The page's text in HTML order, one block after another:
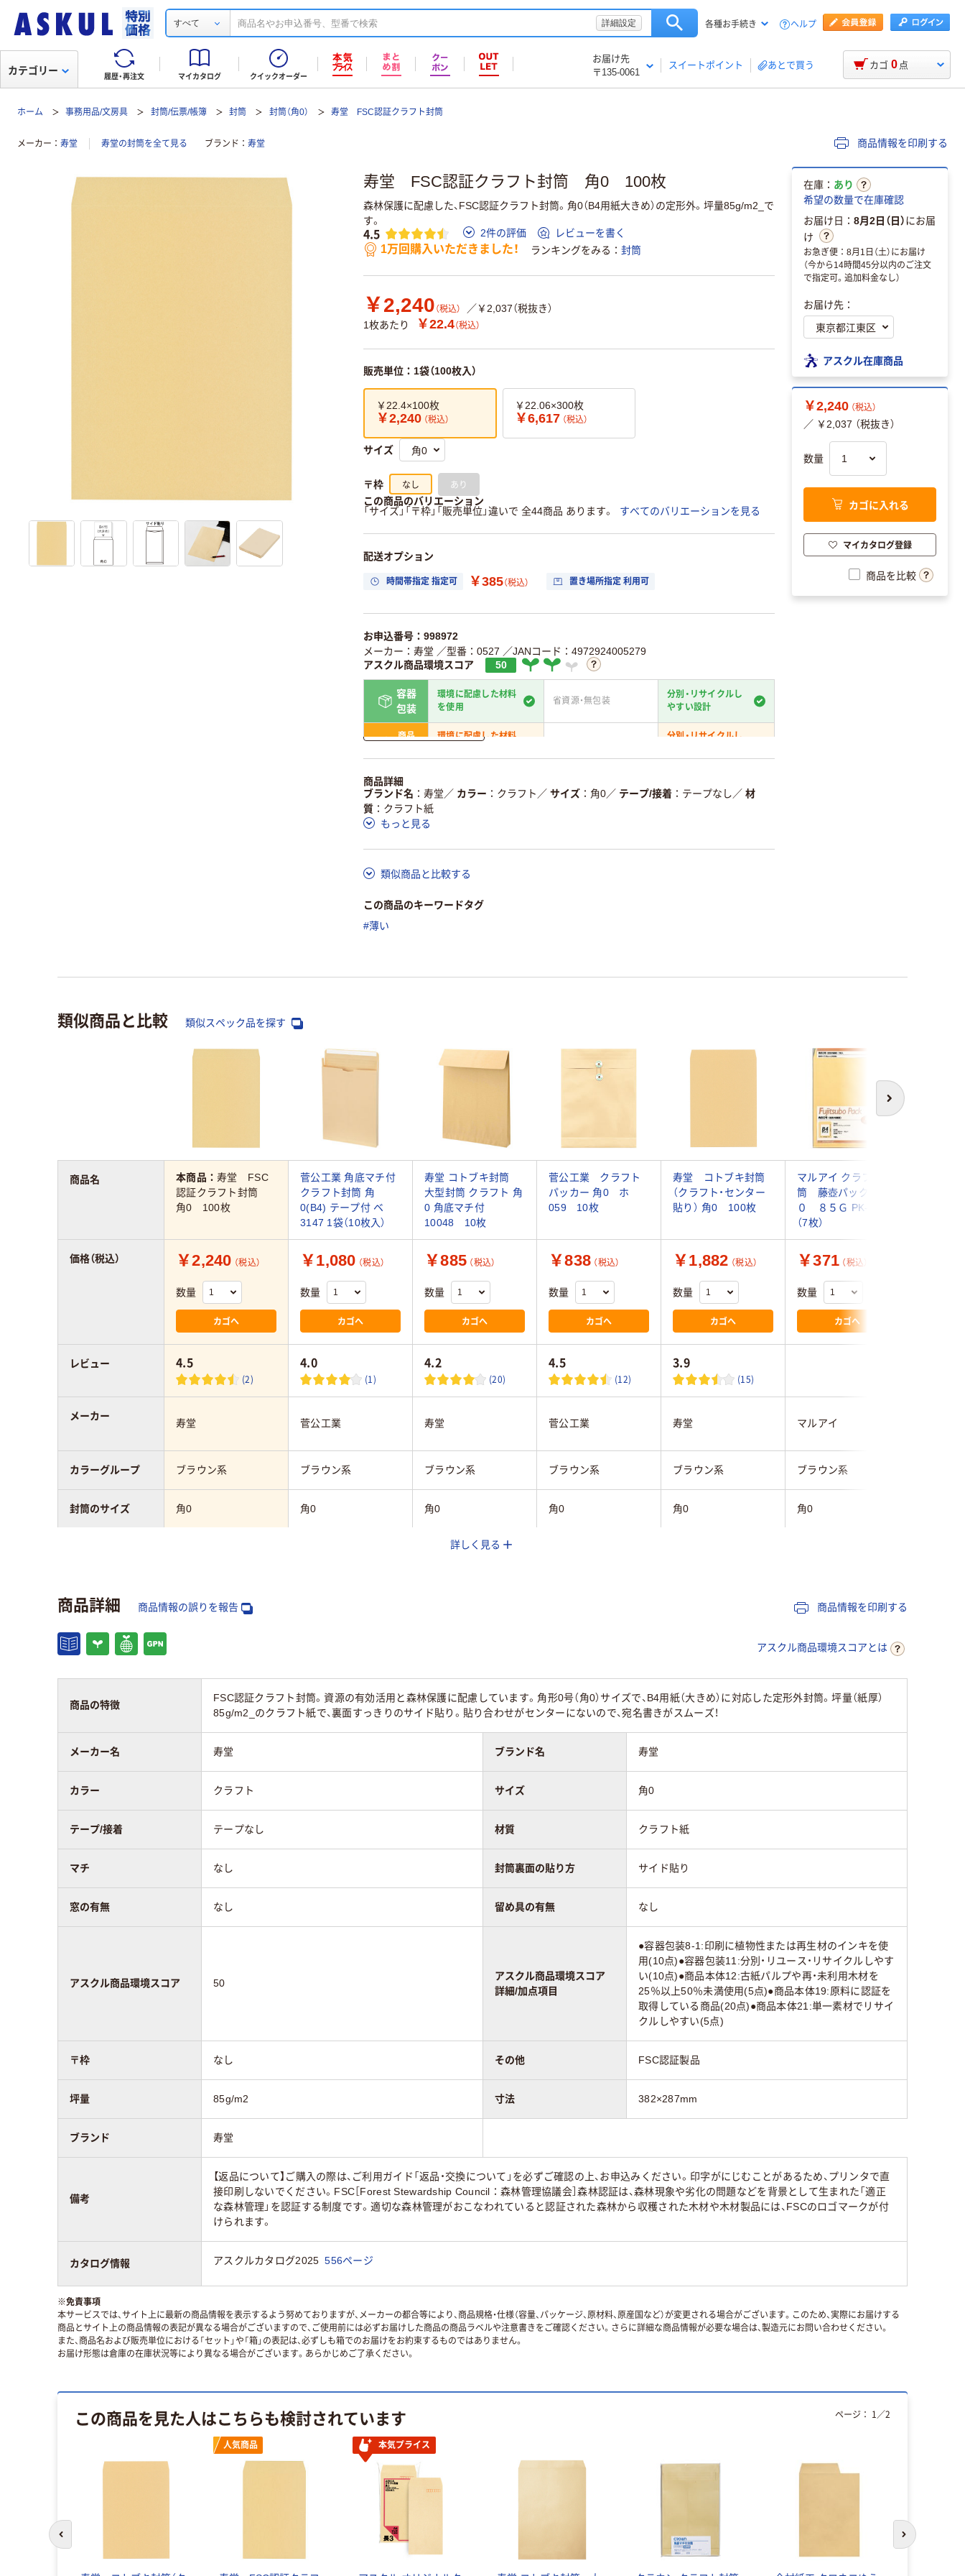
すべて 詳細設定 各種お手続き ヘルプ
履歴・再注文 マイカタログ クイックオーダー
お届け先
〒135-0061
スイートポイント あとで買う
カテゴリー カゴ 0 点
ホーム 事務用品/文房具 封筒/伝票/帳簿 封筒 封筒（角0） 寿堂 FSC認証クラフト封筒
メーカー 寿堂 寿堂の封筒を全て見る ブランド 寿堂 商品情報を印刷する
寿堂 FSC認証クラフト封筒 角0 100枚
森林保護に配慮した、FSC認証クラフト封筒。角0（B4用紙大きめ）の定形外。坪量85g/m2_で
す。
4.5 2件の評価 レビューを書く
1万回購入いただきました！ ランキングをみる 封筒
￥2,240 （税込）
／￥2,037（税抜き）
1枚あたり
￥22.4（税込）
販売単位：1袋（100枚入）
￥22.4×100枚
￥2,240 （税込）
￥22.06×300枚
￥6,617 （税込）
サイズ
〒枠 なし あり
この商品のバリエーション
「サイズ」「〒枠」「販売単位」違いで 全44商品 あります。
すべてのバリエーションを見る
配送オプション
時間帯指定 指定可 ￥385（税込） 置き場所指定 利用可
お申込番号：998972
メーカー：寿堂 ／型番：0527 ／JANコード：4972924005279
アスクル商品環境スコア
50
容器
包装
環境に配慮した材料
を使用
省資源・無包装
分別・リサイクルし
やすい設計
商品
環境に配慮した材料
分別・リサイクルし
仕組
る
ている
この商品の環境配慮ポイントです。詳しくはページ下部の商品詳細「
ア詳細／加点項目
詳しく見る
商品詳細
ブランド名
寿堂 ／ カラー クラフト ／ サイズ 角0／ テープ/接着 テープなし ／ 材
質
クラフト紙
もっと見る
類似商品と比較する
この商品のキーワードタグ
#薄い
在庫： あり
希望の数量で在庫確認
お届け日： 8月2日（日）にお届
け
お急ぎ便：8月1日（土）にお届け
（今から14時間45分以内のご注文
で指定可。追加料金なし）
お届け先：
アスクル在庫商品
￥2,240 （税込）
／ ￥2,037 （税抜き）
数量
カゴに入れる
マイカタログ登録
商品を比較
類似商品と比較 類似スペック品を探す
次へ
本商品：寿堂 FSC
認証クラフト封筒
角0 100枚
菅公工業 角底マチ付
クラフト封筒 角
0(B4) テープ付 ベ
3147 1袋（10枚入）
寿堂 コトブキ封筒
大型封筒 クラフト 角
0 角底マチ付
10048 10枚
菅公工業 クラフト
パッカー 角0 ホ
059 10枚
寿堂 コトブキ封筒
（クラフト・センター
貼り） 角0 100枚
マルアイ クラフト封
筒 藤壺パック 角
０ ８５Ｇ PK-0 1袋
（7枚）
￥2,240 （税込）
数量
カゴへ
￥1,080 （税込）
数量
カゴへ
￥885 （税込）
数量
カゴへ
￥838 （税込）
数量
カゴへ
￥1,882 （税込）
数量
カゴへ
￥371 （税込）
数量
カゴへ
4.5
(2)
4.0
(1)
4.2
(20)
4.5
(12)
3.9
(15)
寿堂 菅公工業 寿堂 菅公工業 寿堂 マルアイ
ブラウン系 ブラウン系 ブラウン系 ブラウン系 ブラウン系 ブラウン系
角0 角0 角0 角0 角0 角0
テープなし
あり あり あり なし なし
50
商品名
価格（税込）
レビュー
メーカー
カラーグループ
封筒のサイズ
マチの有無
スコア
詳しく見る
商品詳細 商品情報の誤りを報告 商品情報を印刷する
アスクル商品環境スコアとは
商品の特徴
FSC認証クラフト封筒。資源の有効活用と森林保護に配慮しています。角形0号（角0）サイズで、B4用紙（大きめ）に対応した定形外封筒。坪量（紙厚）
85g/m2_のクラフト紙で、裏面すっきりのサイド貼り。貼り合わせがセンターにないので、宛名書きがスムーズ！
メーカー名 寿堂 ブランド名 寿堂
カラー クラフト サイズ 角0
テープ/接着 テープなし 材質 クラフト紙
マチ なし 封筒裏面の貼り方 サイド貼り
窓の有無 なし 留め具の有無 なし
アスクル商品環境スコア 50
アスクル商品環境スコア
詳細/加点項目
●容器包装8-1:印刷に植物性または再生材のインキを使
用(10点)●容器包装11:分別・リユース・リサイクルしやす
い(10点)●商品本体12:古紙パルプや再・未利用木材を
25％以上50％未満使用(5点)●商品本体19:原料に認証を
取得している商品(20点)●商品本体21:単一素材でリサイ
クルしやすい(5点)
〒枠 なし その他 FSC認証製品
坪量 85g/m2 寸法 382×287mm
ブランド 寿堂
備考
【返品について】ご購入の際は、ご利用ガイド「返品・交換について」を必ずご確認の上、お申込みください。印字がにじむことがあるため、プリンタで直
接印刷しないでください。FSC［Forest Stewardship Council：森林管理協議会］森林認証は、森林現象や劣化の問題などを背景として生まれた「適正
な森林管理」を認証する制度です。適切な森林管理がおこなわれていると認証された森林から収穫された木材や木材製品には、FSCのロゴマークが付
けられます。
カタログ情報 アスクルカタログ2025 556ページ
※免責事項
本サービスでは、サイト上に最新の商品情報を表示するよう努めておりますが、メーカーの都合等により、商品規格・仕様（容量、パッケージ、原材料、原産国など）が変更される場合がございます。このため、実際にお届けする
商品とサイト上の商品情報の表記が異なる場合がございますので、ご使用前には必ずお届けした商品の商品ラベルや注意書きをご確認ください。さらに詳細な商品情報が必要な場合は、製造元にお問い合わせください。
また、商品名および販売単位における「セット」や「箱」の表記は、必ずしも箱でのお届けをお約束するものではありません。
お届け形態は倉庫の在庫状況等により異なる場合がございます。あらかじめご了承ください。
この商品を見た人はこちらも検討されています
人気商品 本気プライス
ページ： 1 ／2
次のスライド